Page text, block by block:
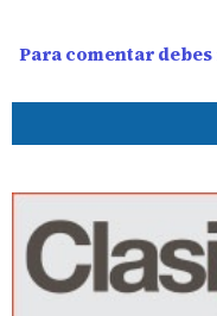
Para comentar